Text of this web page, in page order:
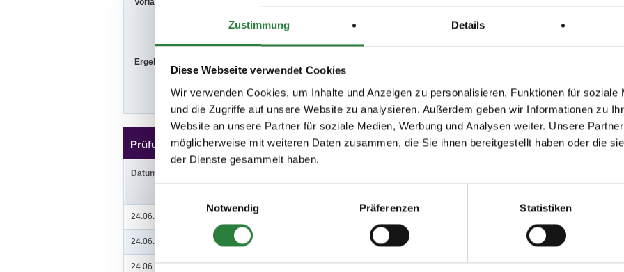
Zustimmung Details
Diese Webseite verwendet Cookies
Wir verwenden Cookies, um Inhalte und Anzeigen zu personalisieren, Funktionen für soziale
und die Zugriffe auf unsere Website zu analysieren. Außerdem geben wir Informationen zu
Website an unsere Partner für soziale Medien, Werbung und Analysen weiter. Unsere
möglicherweise mit weiteren Daten zusammen, die Sie ihnen bereitgestellt haben oder die
der Dienste gesammelt haben.
Notwendig
Präferenzen Statistiken
Vorläufige Zeitenteilung:
Ergebnisse:
Prüfungen
Datum
24.06.2018 ( 1. Springprüfung Kl.M* m.Siegerrunde
24.06.2018 ( 2. Springprüfung Kl.L 200,00 €
24.06.2018 (